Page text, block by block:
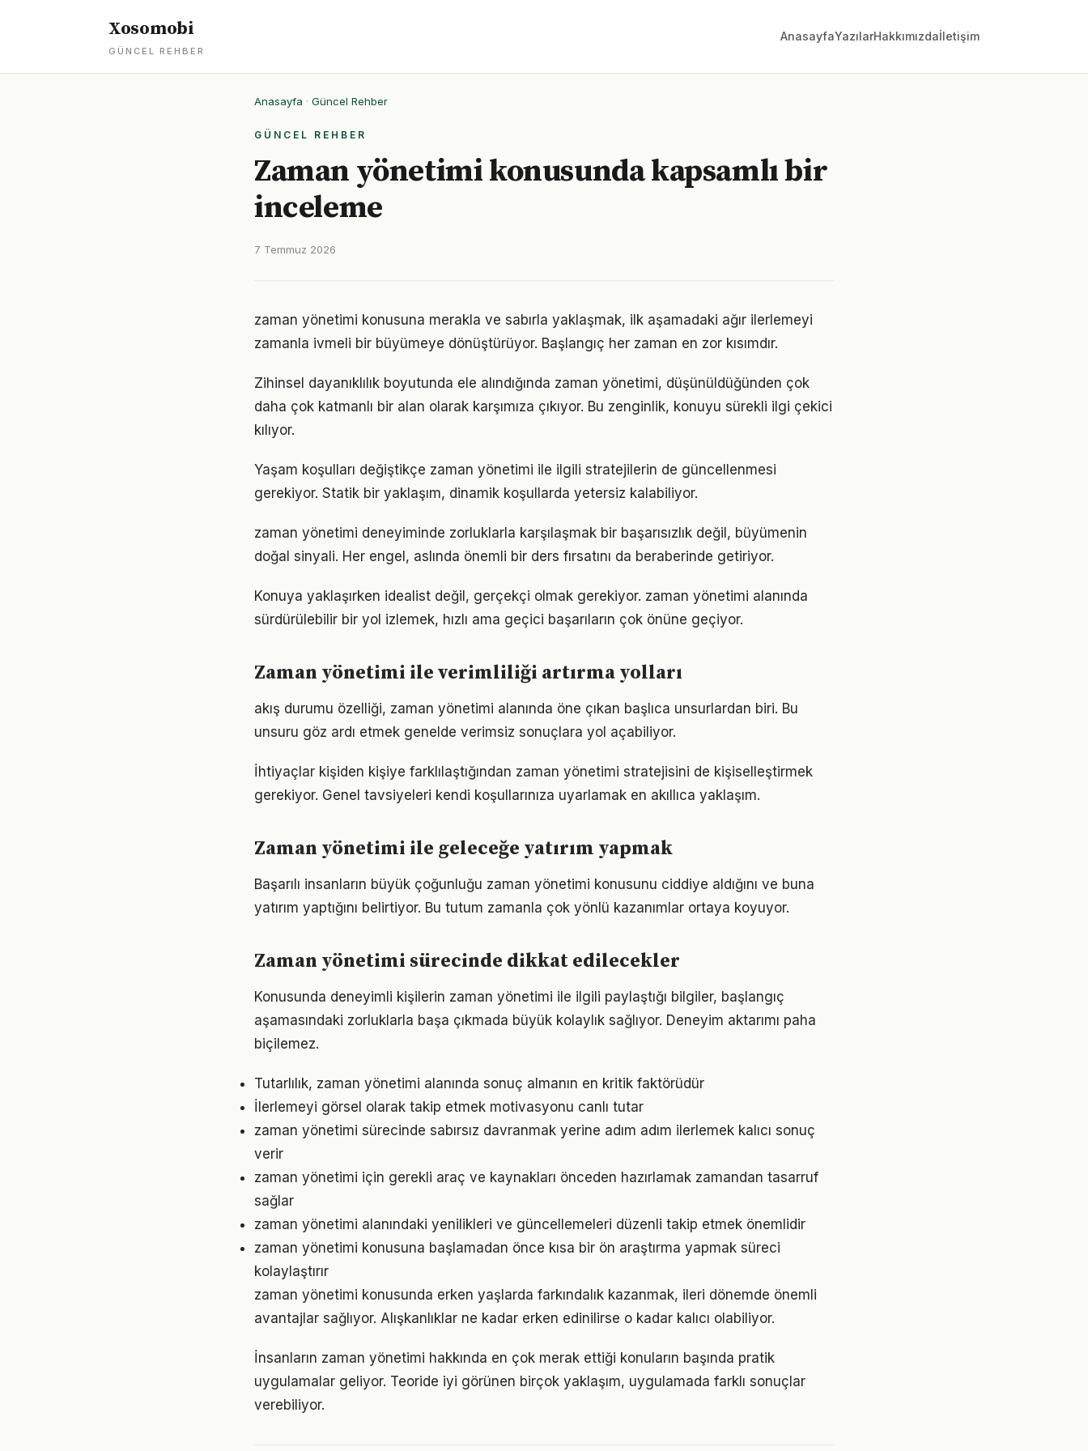
Xosomobi
GÜNCEL REHBER
AnasayfaYazılarHakkımızdaİletişim
Anasayfa · Güncel Rehber
GÜNCEL REHBER
Zaman yönetimi konusunda kapsamlı bir
inceleme
7 Temmuz 2026
zaman yönetimi konusuna merakla ve sabırla yaklaşmak, ilk aşamadaki ağır ilerlemeyi
zamanla ivmeli bir büyümeye dönüştürüyor. Başlangıç her zaman en zor kısımdır.
Zihinsel dayanıklılık boyutunda ele alındığında zaman yönetimi, düşünüldüğünden çok
daha çok katmanlı bir alan olarak karşımıza çıkıyor. Bu zenginlik, konuyu sürekli ilgi çekici
kılıyor.
Yaşam koşulları değiştikçe zaman yönetimi ile ilgili stratejilerin de güncellenmesi
gerekiyor. Statik bir yaklaşım, dinamik koşullarda yetersiz kalabiliyor.
zaman yönetimi deneyiminde zorluklarla karşılaşmak bir başarısızlık değil, büyümenin
doğal sinyali. Her engel, aslında önemli bir ders fırsatını da beraberinde getiriyor.
Konuya yaklaşırken idealist değil, gerçekçi olmak gerekiyor. zaman yönetimi alanında
sürdürülebilir bir yol izlemek, hızlı ama geçici başarıların çok önüne geçiyor.
Zaman yönetimi ile verimliliği artırma yolları
akış durumu özelliği, zaman yönetimi alanında öne çıkan başlıca unsurlardan biri. Bu
unsuru göz ardı etmek genelde verimsiz sonuçlara yol açabiliyor.
İhtiyaçlar kişiden kişiye farklılaştığından zaman yönetimi stratejisini de kişiselleştirmek
gerekiyor. Genel tavsiyeleri kendi koşullarınıza uyarlamak en akıllıca yaklaşım.
Zaman yönetimi ile geleceğe yatırım yapmak
Başarılı insanların büyük çoğunluğu zaman yönetimi konusunu ciddiye aldığını ve buna
yatırım yaptığını belirtiyor. Bu tutum zamanla çok yönlü kazanımlar ortaya koyuyor.
Zaman yönetimi sürecinde dikkat edilecekler
Konusunda deneyimli kişilerin zaman yönetimi ile ilgili paylaştığı bilgiler, başlangıç
aşamasındaki zorluklarla başa çıkmada büyük kolaylık sağlıyor. Deneyim aktarımı paha
biçilemez.
Tutarlılık, zaman yönetimi alanında sonuç almanın en kritik faktörüdür
İlerlemeyi görsel olarak takip etmek motivasyonu canlı tutar
zaman yönetimi sürecinde sabırsız davranmak yerine adım adım ilerlemek kalıcı sonuç
verir
zaman yönetimi için gerekli araç ve kaynakları önceden hazırlamak zamandan tasarruf
sağlar
zaman yönetimi alanındaki yenilikleri ve güncellemeleri düzenli takip etmek önemlidir
zaman yönetimi konusuna başlamadan önce kısa bir ön araştırma yapmak süreci
kolaylaştırır
zaman yönetimi konusunda erken yaşlarda farkındalık kazanmak, ileri dönemde önemli
avantajlar sağlıyor. Alışkanlıklar ne kadar erken edinilirse o kadar kalıcı olabiliyor.
İnsanların zaman yönetimi hakkında en çok merak ettiği konuların başında pratik
uygulamalar geliyor. Teoride iyi görünen birçok yaklaşım, uygulamada farklı sonuçlar
verebiliyor.